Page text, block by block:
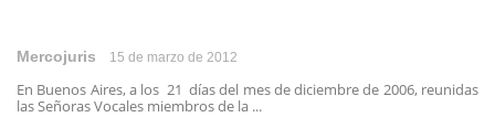
Mercojuris 15 de marzo de 2012
En Buenos Aires, a los 21 días del mes de diciembre de 2006, reunidas
las Señoras Vocales miembros de la ...